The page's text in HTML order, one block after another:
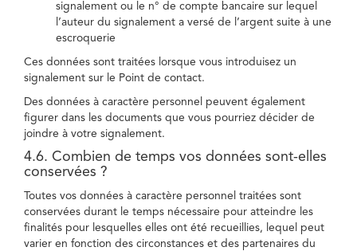
signalement ou le n° de compte bancaire sur lequel
l’auteur du signalement a versé de l’argent suite à une
escroquerie
Ces données sont traitées lorsque vous introduisez un
signalement sur le Point de contact.
Des données à caractère personnel peuvent également
figurer dans les documents que vous pourriez décider de
joindre à votre signalement.
4.6. Combien de temps vos données sont-elles
conservées ?
Toutes vos données à caractère personnel traitées sont
conservées durant le temps nécessaire pour atteindre les
finalités pour lesquelles elles ont été recueillies, lequel peut
varier en fonction des circonstances et des partenaires du